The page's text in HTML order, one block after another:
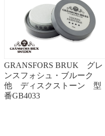
GRANSFORS BRUK グレ
ンスフォシュ・ブルーク
他 ディスクストーン 型
番GB4033